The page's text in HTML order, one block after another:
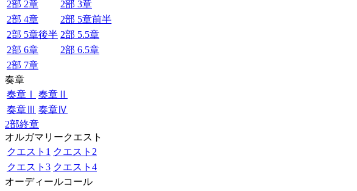
2部 2章
2部 3章
2部 4章
2部 5章前半
2部 5章後半 2部 5.5章
2部 6章
2部 6.5章
2部 7章
奏章
奏章Ⅰ
奏章Ⅱ
奏章Ⅲ 奏章Ⅳ
2部終章
オルガマリークエスト
クエスト1 クエスト2
クエスト3 クエスト4
オーディールコール